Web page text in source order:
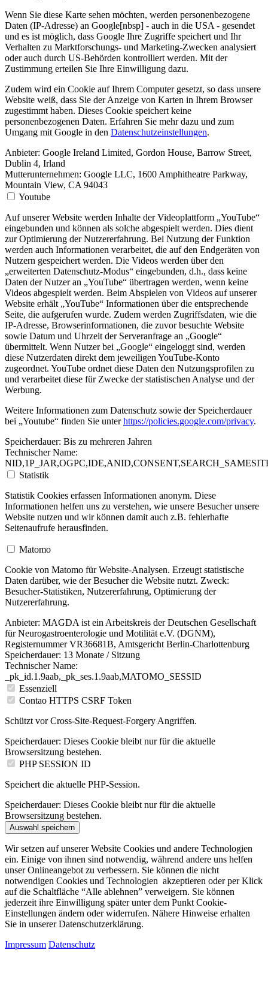
Wenn Sie diese Karte sehen möchten, werden personenbezogene
Daten (IP-Adresse) an Google[nbsp] - auch in die USA - gesendet
und es ist möglich, dass Google Ihre Zugriffe speichert und Ihr
Verhalten zu Marktforschungs- und Marketing-Zwecken analysiert
oder auch durch US-Behörden kontrolliert werden. Mit der
Zustimmung erteilen Sie Ihre Einwilligung dazu.
Zudem wird ein Cookie auf Ihrem Computer gesetzt, so dass unsere
Website weiß, dass Sie der Anzeige von Karten in Ihrem Browser
zugestimmt haben. Dieses Cookie speichert keine
personenbezogenen Daten. Erfahren Sie mehr dazu und zum
Umgang mit Google in den Datenschutzeinstellungen.
Anbieter: Google Ireland Limited, Gordon House, Barrow Street,
Dublin 4, Irland
Mutterunternehmen: Google LLC, 1600 Amphitheatre Parkway,
Mountain View, CA 94043
Youtube
Auf unserer Website werden Inhalte der Videoplattform „YouTube“
eingebunden und können als solche abgespielt werden. Dies dient
zur Optimierung der Nutzererfahrung. Bei Nutzung der Funktion
werden auch Informationen verarbeitet, die auf den Endgeräten von
Nutzern gespeichert werden. Die Videos werden über den
„erweiterten Datenschutz-Modus“ eingebunden, d.h., dass keine
Daten der Nutzer an „YouTube“ übertragen werden, wenn keine
Videos abgespielt werden. Beim Abspielen von Videos auf unserer
Website erhält „YouTube“ Informationen über die entsprechende
Seite, die aufgerufen wurde. Zudem werden Zugriffsdaten, wie die
IP-Adresse, Browserinformationen, die zuvor besuchte Website
sowie Datum und Uhrzeit der Serveranfrage an „Google“
übermittelt. Wenn Nutzer bei „Google“ eingeloggt sind, werden
diese Nutzerdaten direkt dem jeweiligen YouTube-Konto
zugeordnet. YouTube ordnet diese Daten den Nutzungsprofilen zu
und verarbeitet diese für Zwecke der statistischen Analyse und der
Werbung.
Weitere Informationen zum Datenschutz sowie der Speicherdauer
bei „Youtube“ finden Sie unterhttps://policies.google.com/privacy.
Speicherdauer: Bis zu mehreren Jahren
Technischer Name:
Statistik
Statistik Cookies erfassen Informationen anonym. Diese
Informationen helfen uns zu verstehen, wie unsere Besucher unsere
Website nutzen und wir können damit auch z.B. fehlerhafte
Seitenaufrufe herausfinden.
Matomo
Cookie von Matomo für Website-Analysen. Erzeugt statistische
Daten darüber, wie der Besucher die Website nutzt. Zweck:
Besucher-Statistiken, Nutzererfahrung, Optimierung der
Nutzererfahrung.
Anbieter: MAGDA ist ein Arbeitskreis der Deutschen Gesellschaft
für Neurogastroenterologie und Motilität e.V. (DGNM),
Registernummer VR36681B, Amtsgericht Berlin-Charlottenburg
Speicherdauer: 13 Monate / Sitzung
Technischer Name:
_pk_id.1.9aab,_pk_ses.1.9aab,MATOMO_SESSID
Essenziell
Contao HTTPS CSRF Token
Schützt vor Cross-Site-Request-Forgery Angriffen.
Speicherdauer: Dieses Cookie bleibt nur für die aktuelle
Browsersitzung bestehen.
PHP SESSION ID
Speichert die aktuelle PHP-Session.
Speicherdauer: Dieses Cookie bleibt nur für die aktuelle
Browsersitzung bestehen.
Auswahl speichern
Wir setzen auf unserer Website Cookies und andere Technologien
ein. Einige von ihnen sind notwendig, während andere uns helfen
unser Onlineangebot zu verbessern. Sie können die nicht
notwendigen Cookies und Technologien akzeptieren oder per Klick
auf die Schaltfläche “Alle ablehnen” verweigern. Sie können
jederzeit ihre Einwilligung später unter dem Punkt Cookie-
Einstellungen ändern oder widerrufen. Nähere Hinweise erhalten
Sie in unserer Datenschutzerklärung.
Impressum Datenschutz